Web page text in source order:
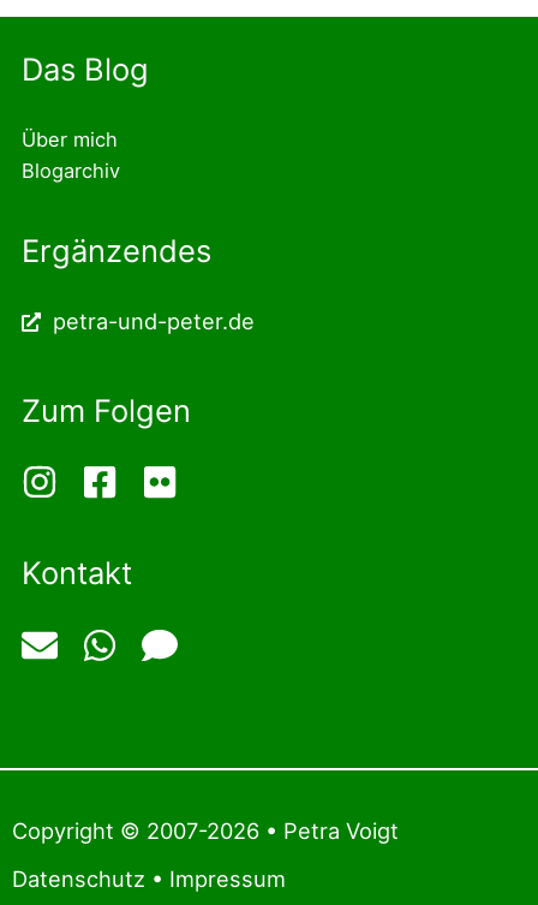
Das Blog
Über mich
Blogarchiv
Ergänzendes
petra-und-peter.de
Zum Folgen
Kontakt
Copyright © 2007-2026 • Petra Voigt
Datenschutz • Impressum